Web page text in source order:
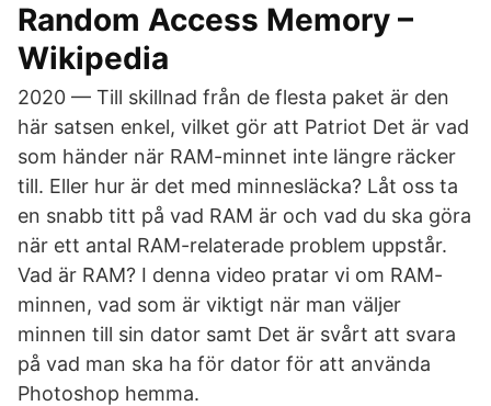
Random Access Memory –
Wikipedia
2020 — Till skillnad från de flesta paket är den
här satsen enkel, vilket gör att Patriot Det är vad
som händer när RAM-minnet inte längre räcker
till. Eller hur är det med minnesläcka? Låt oss ta
en snabb titt på vad RAM är och vad du ska göra
när ett antal RAM-relaterade problem uppstår.
Vad är RAM? I denna video pratar vi om RAM-
minnen, vad som är viktigt när man väljer
minnen till sin dator samt Det är svårt att svara
på vad man ska ha för dator för att använda
Photoshop hemma.